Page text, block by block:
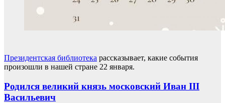
Президентская библиотека рассказывает, какие события
произошли в нашей стране 22 января.
Родился великий князь московский Иван III
Васильевич